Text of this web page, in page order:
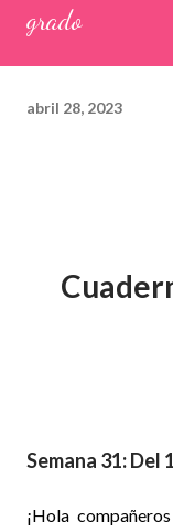
grado
abril 28, 2023
Semana 31: Del
¡Hola